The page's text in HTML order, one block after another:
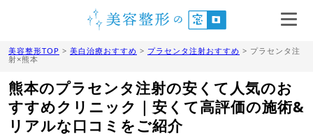
美容整形TOP > 美白治療おすすめ > プラセンタ注射おすすめ > プラセンタ注
射×熊本
熊本のプラセンタ注射の安くて人気のお
すすめクリニック｜安くて高評価の施術&
リアルな口コミをご紹介